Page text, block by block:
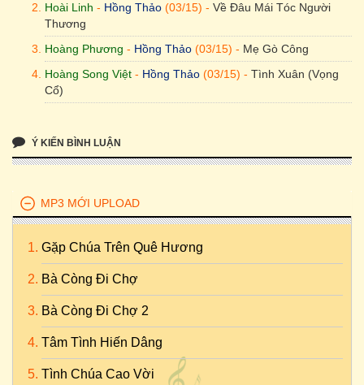
Hoài Linh - Hồng Thảo (03/15) - Về Đâu Mái Tóc Người
Thương
Hoàng Phương - Hồng Thảo (03/15) - Mẹ Gò Công
Hoàng Song Việt - Hồng Thảo (03/15) - Tình Xuân (Vọng
Cổ)
Ý KIẾN BÌNH LUẬN
MP3 MỚI UPLOAD
Gặp Chúa Trên Quê Hương
Bà Còng Đi Chợ
Bà Còng Đi Chợ 2
Tâm Tình Hiến Dâng
Tình Chúa Cao Vời